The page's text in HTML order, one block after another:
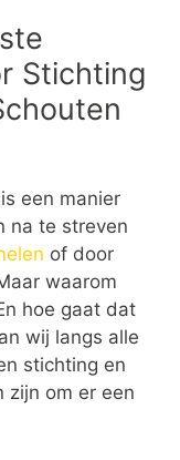
Stichting
een manier
na te streven
of door
waarom
hoe gaat dat
wij langs alle
stichting en
zijn om er een